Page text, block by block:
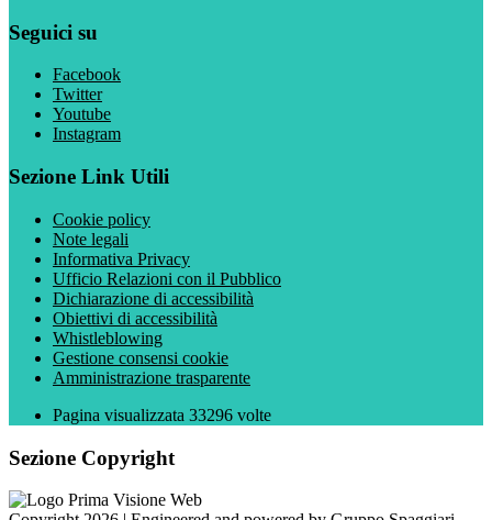
Seguici su
Facebook
Twitter
Youtube
Instagram
Sezione Link Utili
Cookie policy
Note legali
Informativa Privacy
Ufficio Relazioni con il Pubblico
Dichiarazione di accessibilità
Obiettivi di accessibilità
Whistleblowing
Gestione consensi cookie
Amministrazione trasparente
Pagina visualizzata 33296 volte
Sezione Copyright